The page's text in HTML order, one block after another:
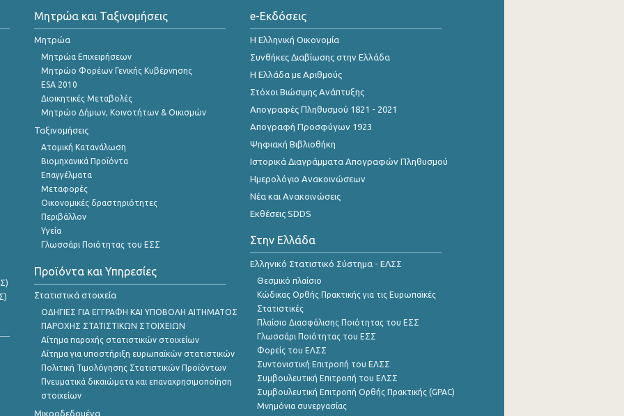
Μητρώα και Ταξινομήσεις
Μητρώα
Μητρώα Επιχειρήσεων
Μητρώο Φορέων Γενικής Κυβέρνησης
ESA 2010
Διοικητικές Μεταβολές
Μητρώο Δήμων, Κοινοτήτων & Οικισμών
Ταξινομήσεις
Ατομική Κατανάλωση
Βιομηχανικά Προϊόντα
Επαγγέλματα
Μεταφορές
Οικονομικές δραστηριότητες
Περιβάλλον
Υγεία
Γλωσσάρι Ποιότητας του ΕΣΣ
Προϊόντα και Υπηρεσίες
Στατιστικά στοιχεία
ΟΔΗΓΙΕΣ ΓΙΑ ΕΓΓΡΑΦΗ ΚΑΙ ΥΠΟΒΟΛΗ ΑΙΤΗΜΑΤΟΣ
ΠΑΡΟΧΗΣ ΣΤΑΤΙΣΤΙΚΩΝ ΣΤΟΙΧΕΙΩΝ
Αίτημα παροχής στατιστικών στοιχείων
Αίτημα για υποστήριξη ευρωπαϊκών στατιστικών
Πολιτική Τιμολόγησης Στατιστικών Προϊόντων
Πνευματικά δικαιώματα και επαναχρησιμοποίηση
στοιχείων
Μικροδεδομένα
e-Εκδόσεις
Η Ελληνική Οικονομία
Συνθήκες Διαβίωσης στην Ελλάδα
Η Ελλάδα με Αριθμούς
Στόχοι Βιώσιμης Ανάπτυξης
Απογραφές Πληθυσμού 1821 - 2021
Απογραφή Προσφύγων 1923
Ψηφιακή Βιβλιοθήκη
Ιστορικά Διαγράμματα Απογραφών Πληθυσμού
Ημερολόγιο Ανακοινώσεων
Νέα και Ανακοινώσεις
Εκθέσεις SDDS
Στην Ελλάδα
Ελληνικό Στατιστικό Σύστημα - ΕΛΣΣ
Θεσμικό πλαίσιο
Κώδικας Ορθής Πρακτικής για τις Ευρωπαϊκές
Στατιστικές
Πλαίσιο Διασφάλισης Ποιότητας του ΕΣΣ
Γλωσσάρι Ποιότητας του ΕΣΣ
Φορείς του ΕΛΣΣ
Συντονιστική Επιτροπή του ΕΛΣΣ
Συμβουλευτική Επιτροπή του ΕΛΣΣ
Συμβουλευτική Επιτροπή Ορθής Πρακτικής (GPAC)
Μνημόνια συνεργασίας